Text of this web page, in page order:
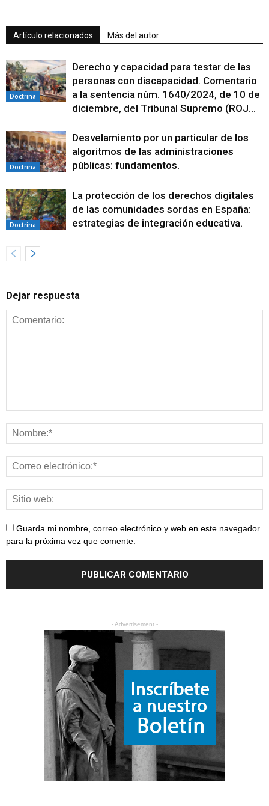
Artículo relacionados Más del autor
Doctrina
Derecho y capacidad para testar de las
personas con discapacidad. Comentario
a la sentencia núm. 1640/2024, de 10 de
diciembre, del Tribunal Supremo (ROJ...
Doctrina
Desvelamiento por un particular de los
algoritmos de las administraciones
públicas: fundamentos.
Doctrina
La protección de los derechos digitales
de las comunidades sordas en España:
estrategias de integración educativa.
Dejar respuesta
Guarda mi nombre, correo electrónico y web en este navegador
para la próxima vez que comente.
- Advertisement -